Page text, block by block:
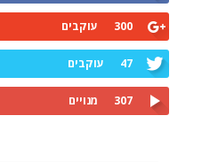
300 עוקבים
47 עוקבים
307 מנויים